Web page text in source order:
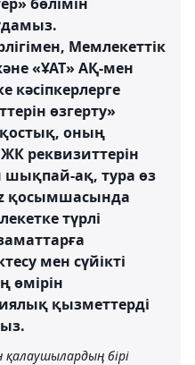
Мемлекеттік
«ҰАТ» АҚ-мен
кәсіпкерлерге
өзгерту»
қостық, оның
реквизиттерін
шықпай-ақ, тура өз
қосымшасында
түрлі
мен сүйікті
қызметтерді
қалаушылардың бірі